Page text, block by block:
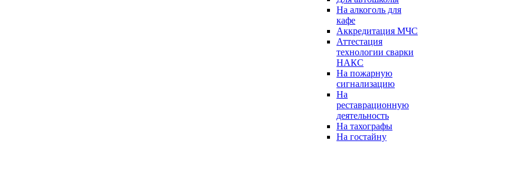
На алкоголь для
кафе
Аккредитация МЧС
Аттестация
технологии сварки
НАКС
На пожарную
сигнализацию
На
реставрационную
деятельность
На тахографы
На гостайну